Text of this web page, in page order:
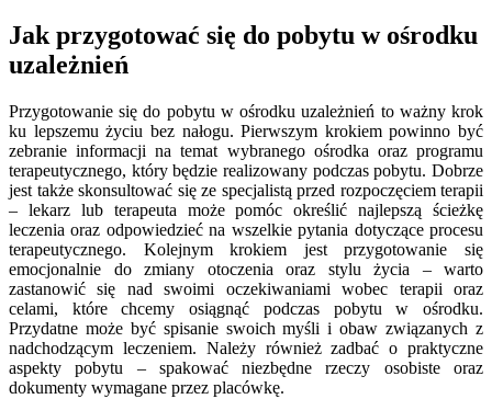
Jak przygotować się do pobytu w ośrodku
uzależnień
Przygotowanie się do pobytu w ośrodku uzależnień to ważny krok
ku lepszemu życiu bez nałogu. Pierwszym krokiem powinno być
zebranie informacji na temat wybranego ośrodka oraz programu
terapeutycznego, który będzie realizowany podczas pobytu. Dobrze
jest także skonsultować się ze specjalistą przed rozpoczęciem terapii
– lekarz lub terapeuta może pomóc określić najlepszą ścieżkę
leczenia oraz odpowiedzieć na wszelkie pytania dotyczące procesu
terapeutycznego. Kolejnym krokiem jest przygotowanie się
emocjonalnie do zmiany otoczenia oraz stylu życia – warto
zastanowić się nad swoimi oczekiwaniami wobec terapii oraz
celami, które chcemy osiągnąć podczas pobytu w ośrodku.
Przydatne może być spisanie swoich myśli i obaw związanych z
nadchodzącym leczeniem. Należy również zadbać o praktyczne
aspekty pobytu – spakować niezbędne rzeczy osobiste oraz
dokumenty wymagane przez placówkę.